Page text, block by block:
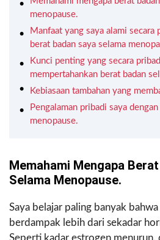
menopause.
Manfaat yang saya alami secara
berat badan saya selama
Kunci penting yang secara
mempertahankan berat badan
Kebiasaan tambahan yang
Pengalaman pribadi saya
menopause.
Memahami Mengapa
Selama Menopause.
Saya belajar paling banyak
berdampak lebih dari sekadar